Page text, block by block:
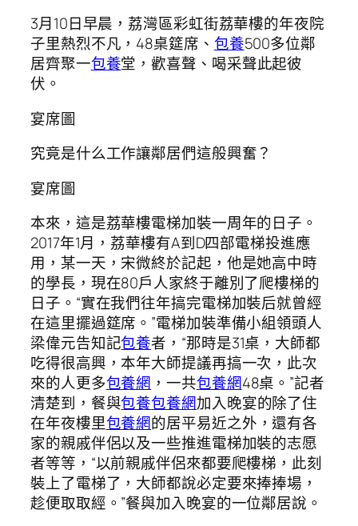
3月10日早晨，荔灣區彩虹街荔華樓的年夜院
子里熱烈不凡，48桌筵席、 包養500多位鄰
居齊聚一包養堂，歡喜聲、喝采聲此起彼
伏。
宴席圖
究竟是什么工作讓鄰居們這般興奮？
宴席圖
本來，這是荔華樓電梯加裝一周年的日子。
2017年1月，荔華樓有A到D四部電梯投進應
用，某一天，宋微終於記起，他是她高中時
的學長，現在80戶人家終于離別了爬樓梯的
日子。“實在我們往年搞完電梯加裝后就曾經
在這里擺過筵席。”電梯加裝準備小組領頭人
梁偉元告知記包養者，“那時是31桌，大師都
吃得很高興，本年大師提議再搞一次，此次
來的人更多包養網 ，一共包養網48桌。”記者
清楚到，餐與包養包養網加入晚宴的除了住
在年夜樓里包養網的居平易近之外，還有各
家的親戚伴侶以及一些推進電梯加裝的志愿
者等等，“以前親戚伴侶來都要爬樓梯，此刻
裝上了電梯了，大師都說必定要來捧捧場，
趁便取取經。”餐與加入晚宴的一位鄰居說。